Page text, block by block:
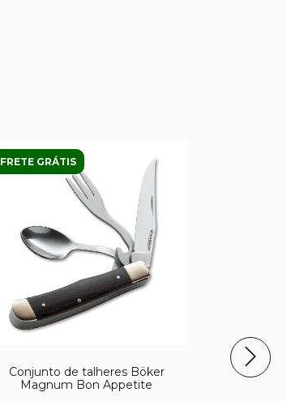
FRETE GRÁTIS
Conjunto de talheres Böker
Magnum Bon Appetite